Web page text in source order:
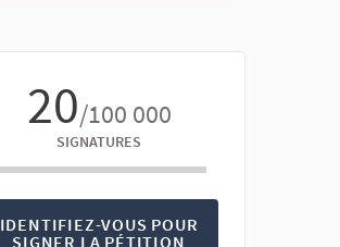
20/100 000
SIGNATURES
IDENTIFIEZ-VOUS POUR
SIGNER LA PÉTITION